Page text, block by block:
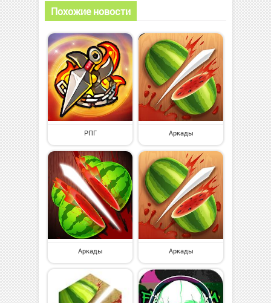
Похожие новости
РПГ Аркады
Аркады Аркады